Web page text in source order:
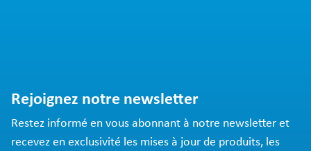
Rejoignez notre newsletter
Restez informé en vous abonnant à notre newsletter et
recevez en exclusivité les mises à jour de produits, les